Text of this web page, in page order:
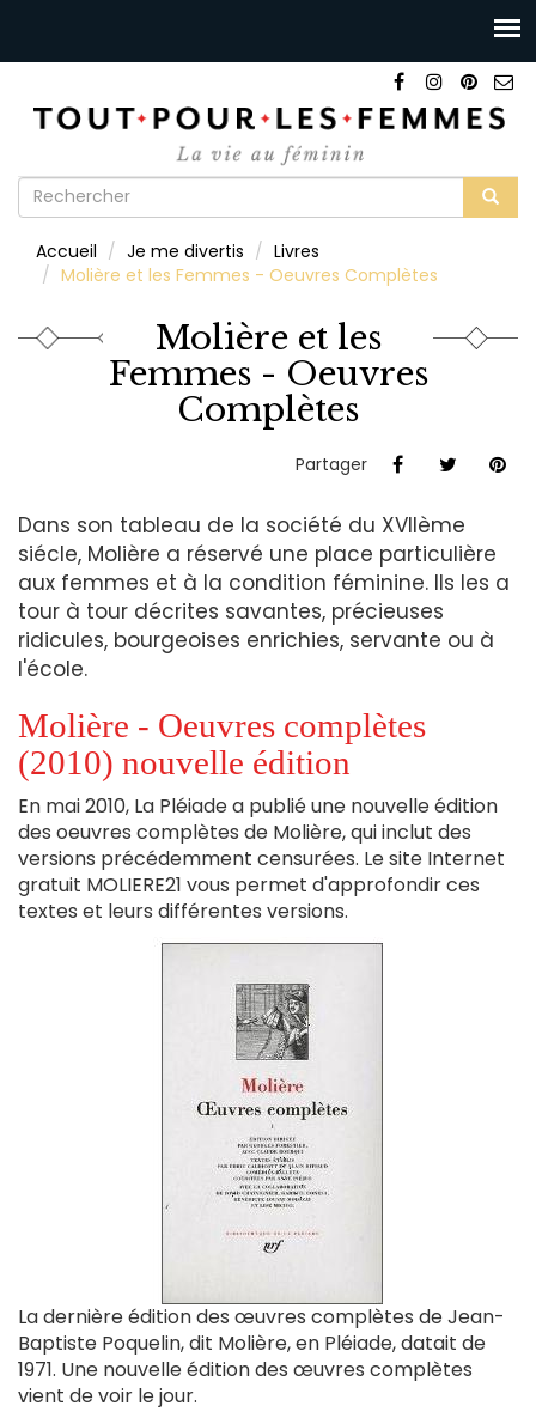
Formulaire
recherche
Accueil Je me divertis
Livres
Molière et les Femmes - Oeuvres Complètes
Molière et les
Femmes - Oeuvres
Complètes
Partager
Dans son tableau de la société du XVIIème
siécle, Molière a réservé une place particulière
aux femmes et à la condition féminine. Ils les a
tour à tour décrites savantes, précieuses
ridicules, bourgeoises enrichies, servante ou à
l'école.
Molière - Oeuvres complètes
(2010) nouvelle édition
En mai 2010, La Pléiade a publié une nouvelle édition
des oeuvres complètes de Molière, qui inclut des
versions précédemment censurées. Le site Internet
gratuit MOLIERE21 vous permet d'approfondir ces
textes et leurs différentes versions.
La dernière édition des œuvres complètes de Jean-
Baptiste Poquelin, dit Molière, en Pléiade, datait de
1971. Une nouvelle édition des œuvres complètes
vient de voir le jour.